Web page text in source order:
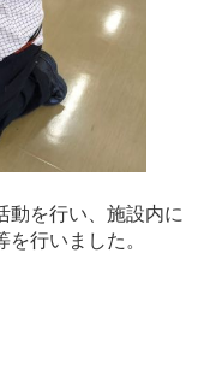
動を行い、施設内に
行いました。